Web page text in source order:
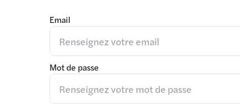
Email
Mot de passe